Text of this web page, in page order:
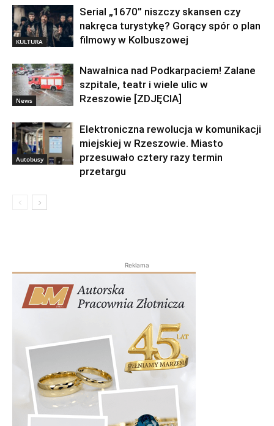
KULTURA
Serial „1670” niszczy skansen czy
nakręca turystykę? Gorący spór o plan
filmowy w Kolbuszowej
News
Nawałnica nad Podkarpaciem! Zalane
szpitale, teatr i wiele ulic w
Rzeszowie [ZDJĘCIA]
Autobusy
Elektroniczna rewolucja w komunikacji
miejskiej w Rzeszowie. Miasto
przesuwało cztery razy termin
przetargu
Reklama